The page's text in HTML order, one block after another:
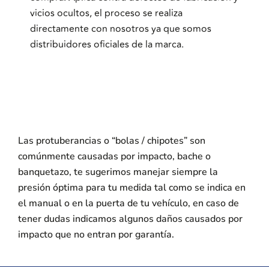
vicios ocultos, el proceso se realiza
directamente con nosotros ya que somos
distribuidores oficiales de la marca.
Las protuberancias o “bolas / chipotes” son
comúnmente causadas por impacto, bache o
banquetazo, te sugerimos manejar siempre la
presión óptima para tu medida tal como se indica en
el manual o en la puerta de tu vehículo, en caso de
tener dudas indicamos algunos daños causados por
impacto que no entran por garantía.